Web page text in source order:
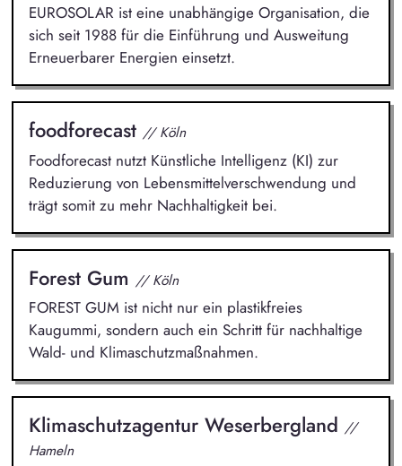
EUROSOLAR ist eine unabhängige Organisation, die
sich seit 1988 für die Einführung und Ausweitung
Erneuerbarer Energien einsetzt.
foodforecast // Köln
Foodforecast nutzt Künstliche Intelligenz (KI) zur
Reduzierung von Lebensmittelverschwendung und
trägt somit zu mehr Nachhaltigkeit bei.
Forest Gum // Köln
FOREST GUM ist nicht nur ein plastikfreies
Kaugummi, sondern auch ein Schritt für nachhaltige
Wald- und Klimaschutzmaßnahmen.
Klimaschutzagentur Weserbergland //
Hameln